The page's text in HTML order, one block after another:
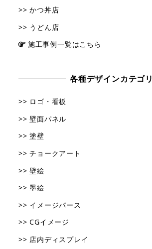
>> かつ丼店
>> うどん店
施工事例一覧はこちら
各種デザインカテゴリ
>> ロゴ・看板
>> 壁面パネル
>> 塗壁
>> チョークアート
>> 壁絵
>> 墨絵
>> イメージパース
>> CGイメージ
>> 店内ディスプレイ